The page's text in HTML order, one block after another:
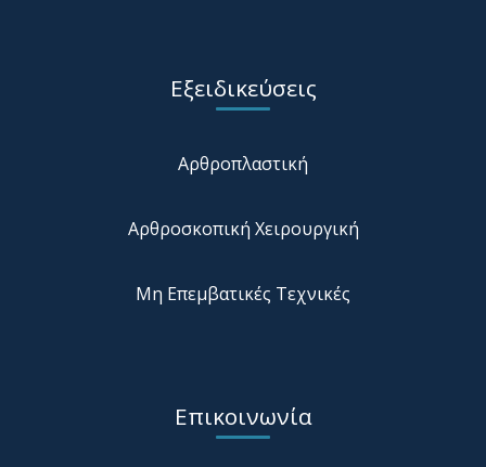
Εξειδικεύσεις
Αρθροπλαστική
Αρθροσκοπική Χειρουργική
Μη Επεμβατικές Τεχνικές
Επικοινωνία